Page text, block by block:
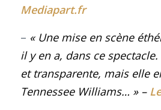
Mediapart.fr
– « Une mise en scène
il y en a, dans ce
et transparente, mais elle
Tennessee Williams… » –